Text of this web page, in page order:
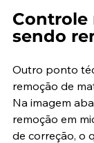
Controle
sendo
Outro ponto
remoção de
Na imagem
remoção em
de correção, o